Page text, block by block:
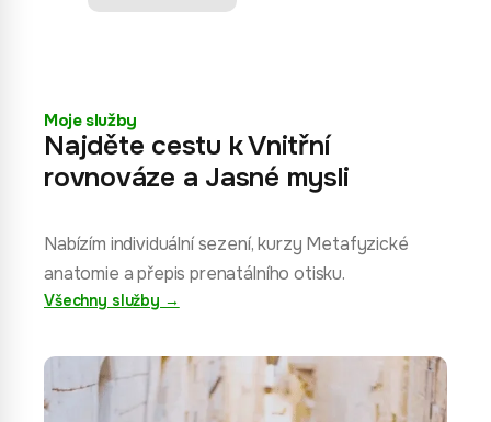
Moje služby
Najděte cestu k Vnitřní
rovnováze a Jasné mysli
Nabízím individuální sezení, kurzy Metafyzické
anatomie a přepis prenatálního otisku.
Všechny služby →